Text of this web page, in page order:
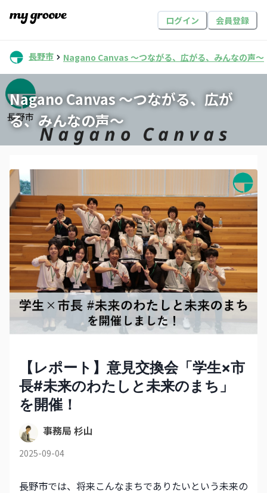
ログイン 会員登録
長野市 Nagano Canvas 〜つながる、広がる、みんなの声〜
Nagano Canvas 〜つながる、広が
る、みんなの声〜
【レポート】意見交換会「学生×市
長#未来のわたしと未来のまち」
を開催！
事務局 杉山
2025-09-04
長野市では、将来こんなまちでありたいという未来の